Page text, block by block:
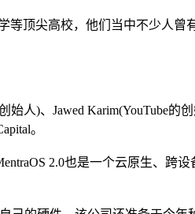
尖高校，他们当中不少人曾
)、Jawed Karim(YouTube的创
。
2.0也是一个云原生、跨